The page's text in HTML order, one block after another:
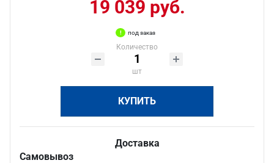
19 039 руб.
под заказ
Количество
шт
КУПИТЬ
Доставка
Самовывоз